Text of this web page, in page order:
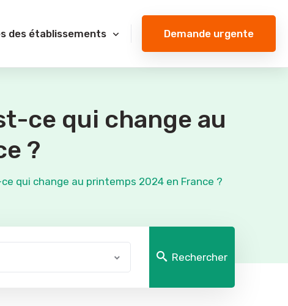
des établissements Demande urgente
ce qui change au
?
qui change au printemps 2024 en France ?
Rechercher